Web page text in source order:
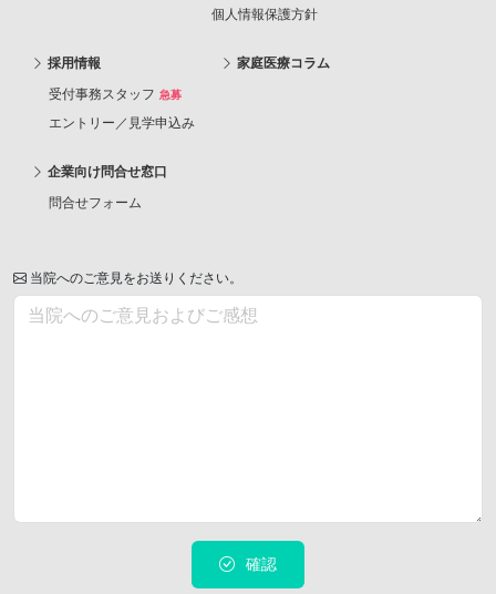
個人情報保護方針
採用情報
受付事務スタッフ 急募
エントリー／見学申込み
家庭医療コラム
企業向け問合せ窓口
問合せフォーム
当院へのご意見をお送りください。
確認